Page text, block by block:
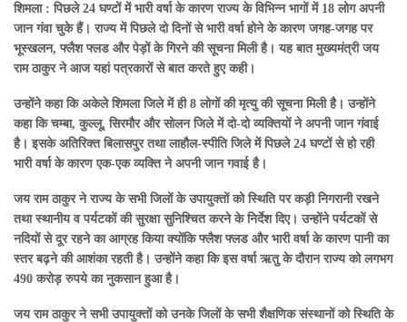
शिमला : पिछले 24 घण्टों में भारी वर्षा के कारण राज्य के विभिन्न भागों में 18 लोग अपनी
जान गंवा चुके हैं। राज्य में पिछले दो दिनों से भारी वर्षा होने के कारण जगह-जगह पर
भूस्खलन, फ्लैश फ्लड और पेड़ों के गिरने की सूचना मिली है। यह बात मुख्यमंत्री जय
राम ठाकुर ने आज यहां पत्रकारों से बात करते हुए कही।
उन्होंने कहा कि अकेले शिमला जिले में ही 8 लोगों की मृत्यु की सूचना मिली है। उन्होंने
कहा कि चम्बा, कुल्लू, सिरमौर और सोलन जिले में दो-दो व्यक्तियों ने अपनी जान गंवाई
है। इसके अतिरिक्त बिलासपुर तथा लाहौल-स्पीति जिले में पिछले 24 घण्टों से हो रही
भारी वर्षा के कारण एक-एक व्यक्ति ने अपनी जान गवाई है।
जय राम ठाकुर ने राज्य के सभी जिलों के उपायुक्तों को स्थिति पर कड़ी निगरानी रखने
तथा स्थानीय व पर्यटकों की सुरक्षा सुनिश्चित करने के निर्देश दिए। उन्होंने पर्यटकों से
नदियों से दूर रहने का आग्रह किया क्योंकि फ्लैश फ्लड और भारी वर्षा के कारण पानी का
स्तर बढ़ने की आशंका रहती है। उन्होंने कहा कि इस वर्षा ऋतु के दौरान राज्य को लगभग
490 करोड़ रुपये का नुकसान हुआ है।
जय राम ठाकुर ने सभी उपायुक्तों को उनके जिलों के सभी शैक्षणिक संस्थानों को स्थिति के